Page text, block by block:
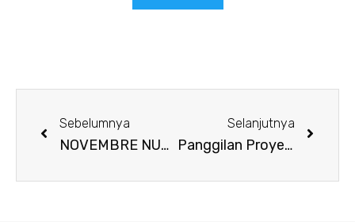
Sebelumnya
NOVEMBRE NUMÉRIQUE 2020: ARUS MEMORI
Selanjutnya
Panggilan Proyek Penelitian “Science et Impact” Maret 2021